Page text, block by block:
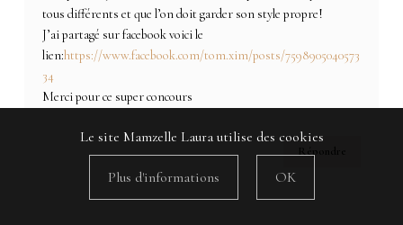
tous différents et que l’on doit garder son style propre!
J’ai partagé sur facebook voici le
lien:https://www.facebook.com/tom.xim/posts/7598905040573
34
Merci pour ce super concours
Répondre
Le site Mamzelle Laura utilise des cookies
Plus d'informations OK